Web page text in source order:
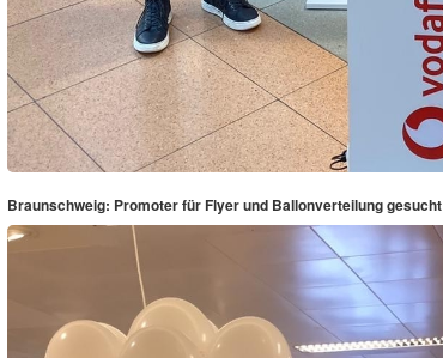
Braunschweig: Promoter für Flyer und Ballonverteilung gesucht